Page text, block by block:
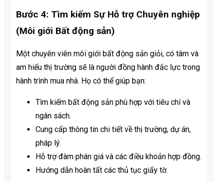
Bước 4: Tìm kiếm Sự Hỗ trợ Chuyên nghiệp
(Môi giới Bất động sản)
Một chuyên viên môi giới bất động sản giỏi, có tâm và
am hiểu thị trường sẽ là người đồng hành đắc lực trong
hành trình mua nhà. Họ có thể giúp bạn:
Tìm kiếm bất động sản phù hợp với tiêu chí và
ngân sách.
Cung cấp thông tin chi tiết về thị trường, dự án,
pháp lý.
Hỗ trợ đàm phán giá và các điều khoản hợp đồng.
Hướng dẫn hoàn tất các thủ tục giấy tờ.